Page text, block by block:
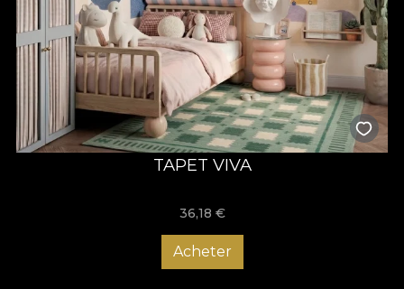
TAPET VIVA
36,18 €
Acheter